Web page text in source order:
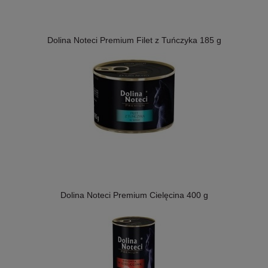
Dolina Noteci Premium Filet z Tuńczyka 185 g
Dolina Noteci Premium Cielęcina 400 g